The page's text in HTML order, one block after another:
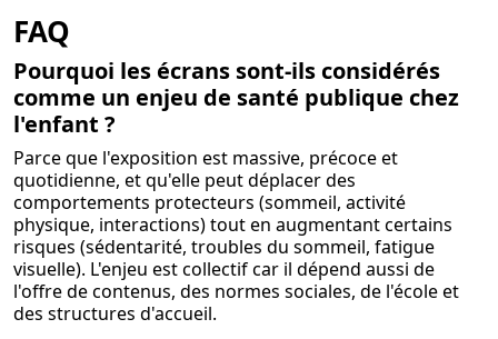
FAQ
Pourquoi les écrans sont-ils considérés
comme un enjeu de santé publique chez
l'enfant ?
Parce que l'exposition est massive, précoce et
quotidienne, et qu'elle peut déplacer des
comportements protecteurs (sommeil, activité
physique, interactions) tout en augmentant certains
risques (sédentarité, troubles du sommeil, fatigue
visuelle). L'enjeu est collectif car il dépend aussi de
l'offre de contenus, des normes sociales, de l'école et
des structures d'accueil.